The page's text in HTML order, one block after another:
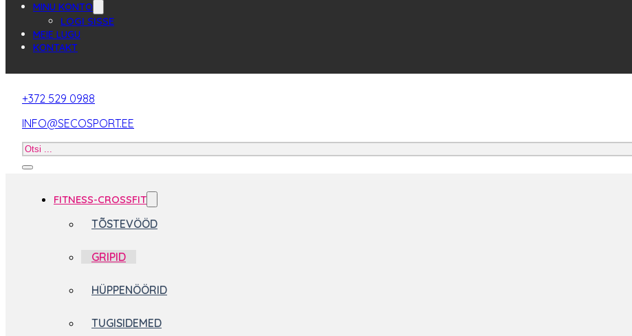
MINU KONTO
LOGI SISSE
MEIE LUGU
KONTAKT
+372 529 0988
INFO@SECOSPORT.EE
Otsi
FITNESS-CROSSFIT
TÕSTEVÖÖD
GRIPID
HÜPPENÖÖRID
TUGISIDEMED